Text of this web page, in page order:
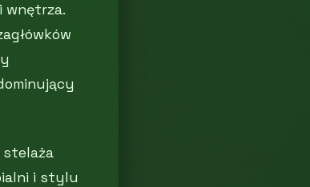
wnętrza.
stelaża
i stylu